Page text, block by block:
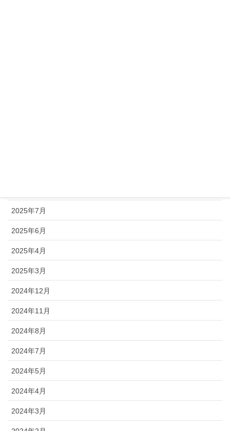
2025年7月
2025年6月
2025年4月
2025年3月
2024年12月
2024年11月
2024年8月
2024年7月
2024年5月
2024年4月
2024年3月